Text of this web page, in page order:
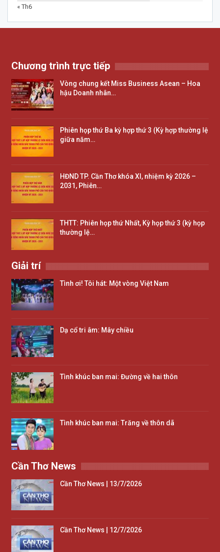
« Th6
Chương trình trực tiếp
Vòng chung kết Miss Business Asean – Hoa
hậu Doanh nhân…
Phiên họp thứ Ba kỳ hợp thứ 3 (Kỳ hợp thường lệ
giữa năm…
HĐND TP. Cần Thơ khóa XI, nhiệm kỳ 2026 –
2031, Phiên…
THTT: Phiên họp thứ Nhất, Kỳ họp thứ 3 (kỳ họp
thường lệ…
Giải trí
Tình ơi! Tôi hát: Một vòng Việt Nam
Dạ cổ tri âm: Mây chiều
Tình khúc ban mai: Đường về hai thôn
Tình khúc ban mai: Trăng về thôn dã
Cần Thơ News
Cần Thơ News | 13/7/2026
Cần Thơ News | 12/7/2026